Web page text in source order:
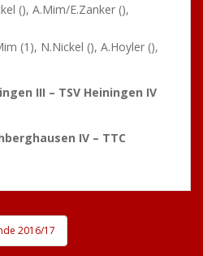
(), A.Mim/E.Zanker (),
(1), N.Nickel (), A.Hoyler (),
III – TSV Heiningen IV
IV – TTC
2016/17